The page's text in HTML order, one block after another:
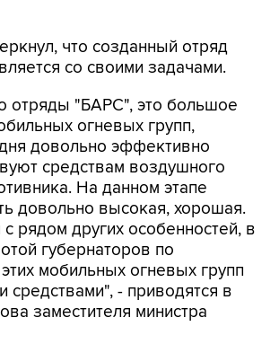
что созданный отряд
со своими задачами.
отряды "БАРС", это большое
огневых групп,
довольно эффективно
средствам воздушного
На данном этапе
довольно высокая, хорошая.
рядом других особенностей, в
губернаторов по
мобильных огневых групп
средствами", - приводятся в
заместителя министра